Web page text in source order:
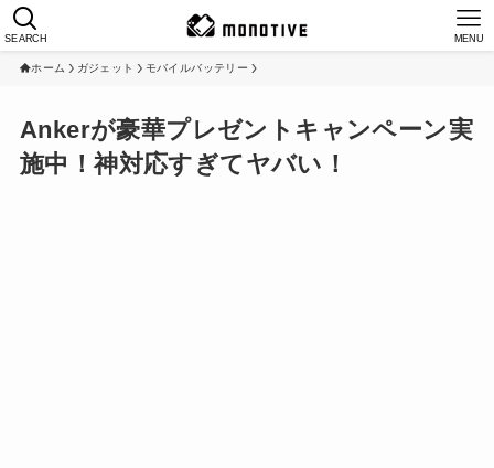
SEARCH MENU
ホーム ガジェット モバイルバッテリー
Ankerが豪華プレゼントキャンペーン実
施中！神対応すぎてヤバい！